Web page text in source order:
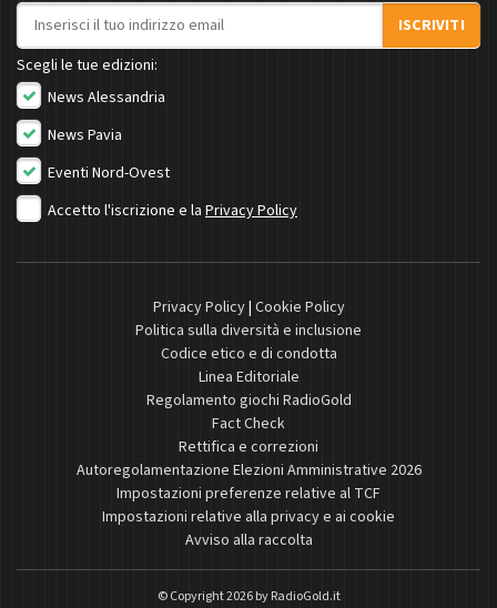
Indirizzo email
ISCRIVITI
Scegli le tue edizioni:
News Alessandria
News Pavia
Eventi Nord-Ovest
Accetto l'iscrizione e la Privacy Policy
Privacy Policy| Cookie Policy
Politica sulla diversità e inclusione
Codice etico e di condotta
Linea Editoriale
Regolamento giochi RadioGold
Fact Check
Rettifica e correzioni
Autoregolamentazione Elezioni Amministrative 2026
Impostazioni preferenze relative al TCF
Impostazioni relative alla privacy e ai cookie
Avviso alla raccolta
© Copyright 2026 byRadioGold.it